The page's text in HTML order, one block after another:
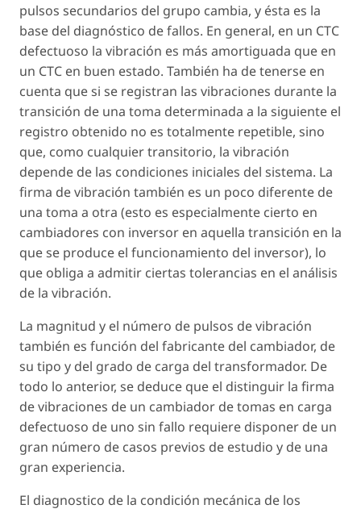
pulsos secundarios del grupo cambia, y ésta es la
base del diagnóstico de fallos. En general, en un CTC
defectuoso la vibración es más amortiguada que en
un CTC en buen estado. También ha de tenerse en
cuenta que si se registran las vibraciones durante la
transición de una toma determinada a la siguiente el
registro obtenido no es totalmente repetible, sino
que, como cualquier transitorio, la vibración
depende de las condiciones iniciales del sistema. La
firma de vibración también es un poco diferente de
una toma a otra (esto es especialmente cierto en
cambiadores con inversor en aquella transición en la
que se produce el funcionamiento del inversor), lo
que obliga a admitir ciertas tolerancias en el análisis
de la vibración.
La magnitud y el número de pulsos de vibración
también es función del fabricante del cambiador, de
su tipo y del grado de carga del transformador. De
todo lo anterior, se deduce que el distinguir la firma
de vibraciones de un cambiador de tomas en carga
defectuoso de uno sin fallo requiere disponer de un
gran número de casos previos de estudio y de una
gran experiencia.
El diagnostico de la condición mecánica de los